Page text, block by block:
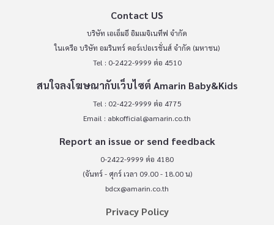
Contact US
บริษัท เอเอ็มอี อิมเมจิเนทีฟ จำกัด
ในเครือ บริษัท อมรินทร์ คอร์เปอเรชั่นส์ จำกัด (มหาชน)
Tel : 0-2422-9999 ต่อ 4510
สนใจลงโฆษณากับเว็บไซต์ Amarin Baby&Kids
Tel : 02-422-9999 ต่อ 4775
Email : abkofficial@amarin.co.th
Report an issue or send feedback
0-2422-9999 ต่อ 4180
(จันทร์ - ศุกร์ เวลา 09.00 - 18.00 น)
bdcx@amarin.co.th
Privacy Policy